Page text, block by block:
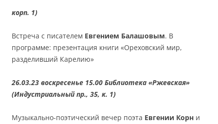
корп. 1)
Встреча с писателем Евгением Балашовым. В
программе: презентация книги «Ореховский мир,
разделивший Карелию»
26.03.23 воскресенье 15.00 Библиотека «Ржевская»
(Индустриальный пр., 35, к. 1)
Музыкально-поэтический вечер поэта Евгении Корн и